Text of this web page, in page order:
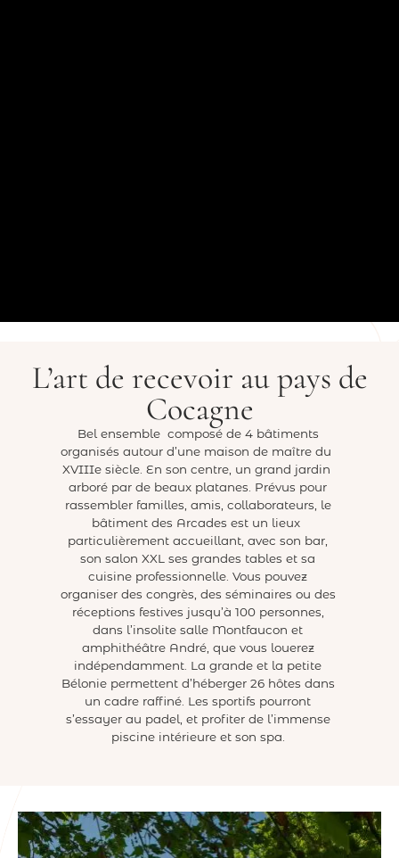
L’art de recevoir au pays de
Cocagne
Bel ensemble composé de 4 bâtiments
organisés autour d’une maison de maître du
XVIIIe siècle. En son centre, un grand jardin
arboré par de beaux platanes. Prévus pour
rassembler familles, amis, collaborateurs, le
bâtiment des Arcades est un lieux
particulièrement accueillant, avec son bar,
son salon XXL ses grandes tables et sa
cuisine professionnelle. Vous pouvez
organiser des congrès, des séminaires ou des
réceptions festives jusqu’à 100 personnes,
dans l’insolite salle Montfaucon et
amphithéâtre André, que vous louerez
indépendamment. La grande et la petite
Bélonie permettent d’héberger 26 hôtes dans
un cadre raffiné. Les sportifs pourront
s’essayer au padel, et profiter de l’immense
piscine intérieure et son spa.